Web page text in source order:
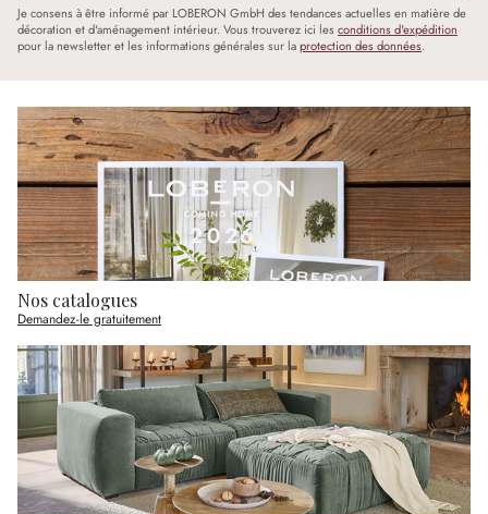
Je consens à être informé par LOBERON GmbH des tendances actuelles en matière de
décoration et d'aménagement intérieur. Vous trouverez ici les conditions d'expédition
pour la newsletter et les informations générales sur laprotection des données.
Nos catalogues
Demandez-le gratuitement